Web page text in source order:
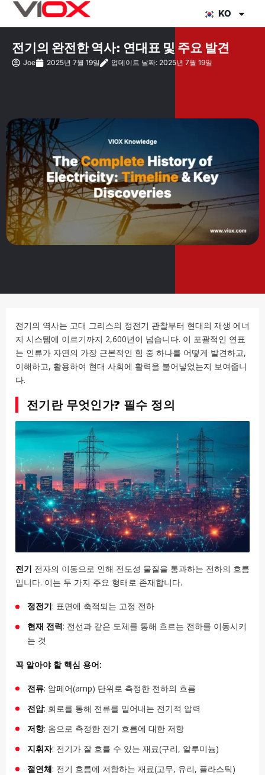
KO
전기의 완전한 역사: 연대표 및 주요 발견
Joe 2025년 7월 19일 업데이트 날짜: 2025년 7월 19일
전기의 역사는 고대 그리스의 정전기 관찰부터 현대의 재생 에너
지 시스템에 이르기까지 2,600년이 넘습니다. 이 포괄적인 연표
는 인류가 자연의 가장 근본적인 힘 중 하나를 어떻게 발견하고,
이해하고, 활용하여 현대 사회에 활력을 불어넣었는지 보여줍니
다.
전기란 무엇인가? 필수 정의
전기 전자의 이동으로 인해 전도성 물질을 통과하는 전하의 흐름
입니다. 이는 두 가지 주요 형태로 존재합니다.
정전기: 표면에 축적되는 고정 전하
현재 전력: 전선과 같은 도체를 통해 흐르는 전하를 이동시키
는 것
꼭 알아야 할 핵심 용어:
전류: 암페어(amp) 단위로 측정한 전하의 흐름
전압: 회로를 통해 전류를 밀어내는 전기적 압력
저항: 옴으로 측정한 전기 흐름에 대한 저항
지휘자: 전기가 잘 흐를 수 있는 재료(구리, 알루미늄)
절연체: 전기 흐름에 저항하는 재료(고무, 유리, 플라스틱)